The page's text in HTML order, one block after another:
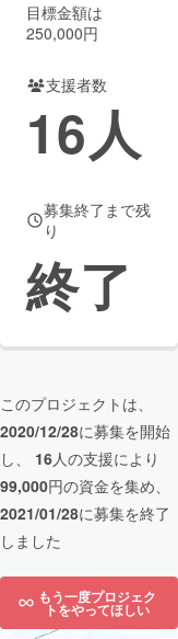
Creation
コミュニティ
目標金額は
250,000円
支援者数
16人
募集終了まで残
り
終了
このプロジェクトは、
2020/12/28に募集を開始
し、 16人の支援により
99,000円の資金を集め、
2021/01/28に募集を終了
しました
もう一度プロジェク
トをやってほしい